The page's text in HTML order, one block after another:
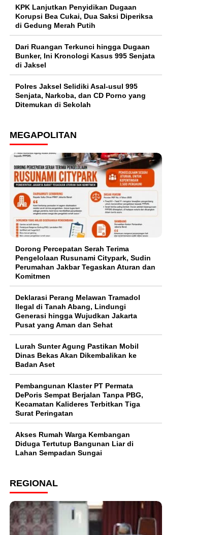
KPK Lanjutkan Penyidikan Dugaan
Korupsi Bea Cukai, Dua Saksi Diperiksa
di Gedung Merah Putih
Dari Ruangan Terkunci hingga Dugaan
Bunker, Ini Kronologi Kasus 995 Senjata
di Jaksel
Polres Jaksel Selidiki Asal-usul 995
Senjata, Narkoba, dan CD Porno yang
Ditemukan di Sekolah
MEGAPOLITAN
Dorong Percepatan Serah Terima
Pengelolaan Rusunami Citypark, Sudin
Perumahan Jakbar Tegaskan Aturan dan
Komitmen
Deklarasi Perang Melawan Tramadol
Ilegal di Tanah Abang, Lindungi
Generasi hingga Wujudkan Jakarta
Pusat yang Aman dan Sehat
Lurah Sunter Agung Pastikan Mobil
Dinas Bekas Akan Dikembalikan ke
Badan Aset
Pembangunan Klaster PT Permata
DePoris Sempat Berjalan Tanpa PBG,
Kecamatan Kalideres Terbitkan Tiga
Surat Peringatan
Akses Rumah Warga Kembangan
Diduga Tertutup Bangunan Liar di
Lahan Sempadan Sungai
REGIONAL